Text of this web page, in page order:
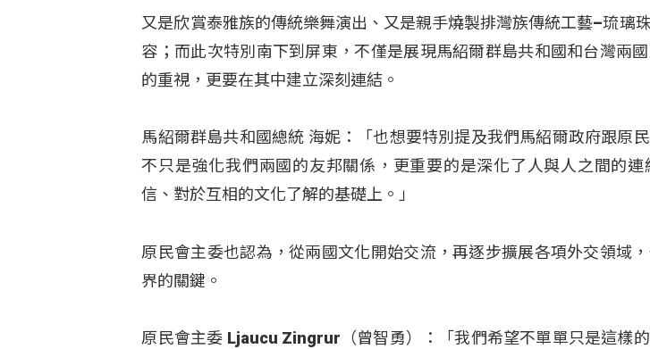
又是欣賞泰雅族的傳統樂舞演出、又是親手燒製排灣族傳統工藝–琉璃
容；而此次特別南下到屏東，不僅是展現馬紹爾群島共和國和台灣兩
的重視，更要在其中建立深刻連結。
馬紹爾群島共和國總統 海妮：「也想要特別提及我們馬紹爾政府跟原
不只是強化我們兩國的友邦關係，更重要的是深化了人與人之間的
信、對於互相的文化了解的基礎上。」
原民會主委也認為，從兩國文化開始交流，再逐步擴展各項外交領域
界的關鍵。
原民會主委 Ljaucu Zingrur（曾智勇）：「我們希望不單單只是這樣